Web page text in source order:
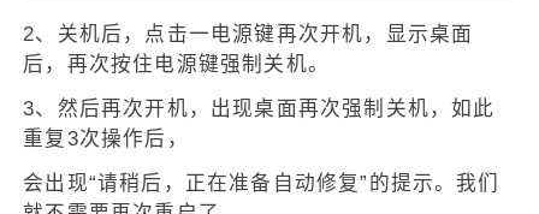
2、关机后，点击一电源键再次开机，显示桌面
后，再次按住电源键强制关机。
3、然后再次开机，出现桌面再次强制关机，如此
重复3次操作后，
会出现“请稍后，正在准备自动修复”的提示。我们